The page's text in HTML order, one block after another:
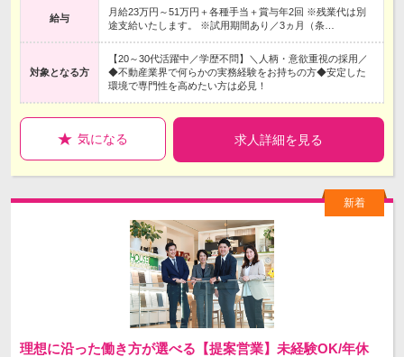
給与
月給23万円～51万円＋各種手当＋賞与年2回 ※残業代は別
途支給いたします。 ※試用期間あり／3ヵ月（条…
対象となる方
【20～30代活躍中／学歴不問】＼人柄・意欲重視の採用／
◆不動産業界で何らかの実務経験をお持ちの方◆安定した
環境で専門性を高めたい方は必見！
気になる 求人詳細を見る
理想に沿った働き方が選べる【提案営業】未経験OK/年休